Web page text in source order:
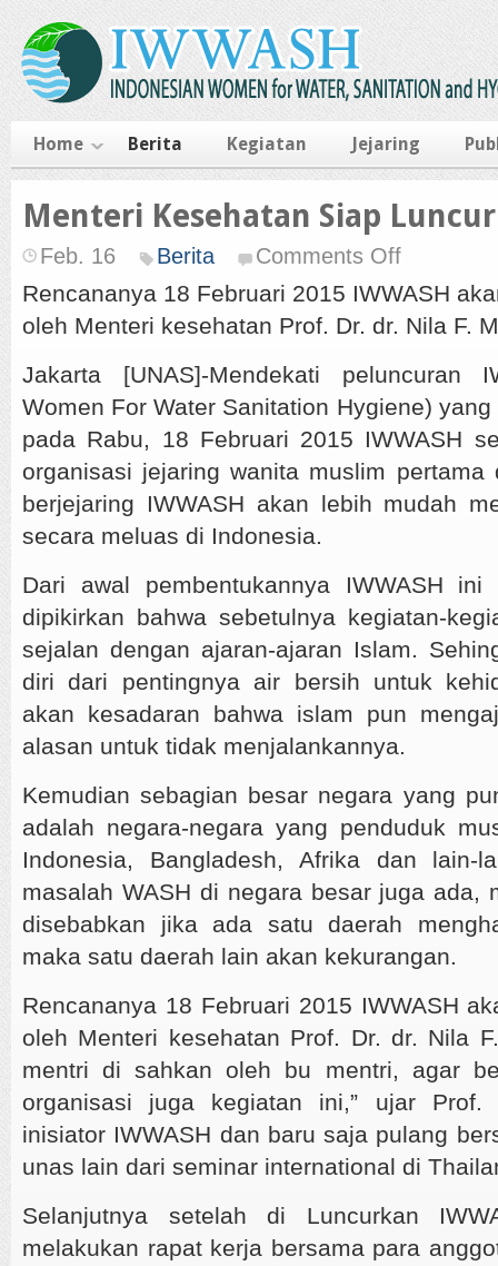
Home Berita Kegiatan Jejaring
Menteri Kesehatan Siap
Feb. 16 Berita Comments Off
Rencananya 18 Februari 2015 IWWASH
oleh Menteri kesehatan Prof. Dr. dr. Nila F.
Jakarta [UNAS]-Mendekati peluncuran
Women For Water Sanitation Hygiene)
pada Rabu, 18 Februari 2015 IWWASH
organisasi jejaring wanita muslim pertama
berjejaring IWWASH akan lebih mudah
secara meluas di Indonesia.
Dari awal pembentukannya IWWASH
dipikirkan bahwa sebetulnya kegiatan-
sejalan dengan ajaran-ajaran Islam.
diri dari pentingnya air bersih untuk
akan kesadaran bahwa islam pun
alasan untuk tidak menjalankannya.
Kemudian sebagian besar negara yang
adalah negara-negara yang penduduk
Indonesia, Bangladesh, Afrika dan lain-
masalah WASH di negara besar juga ada,
disebabkan jika ada satu daerah
maka satu daerah lain akan kekurangan.
Rencananya 18 Februari 2015 IWWASH
oleh Menteri kesehatan Prof. Dr. dr. Nila
mentri di sahkan oleh bu mentri, agar
organisasi juga kegiatan ini,” ujar Prof.
inisiator IWWASH dan baru saja pulang
unas lain dari seminar international di
Selanjutnya setelah di Luncurkan
melakukan rapat kerja bersama para